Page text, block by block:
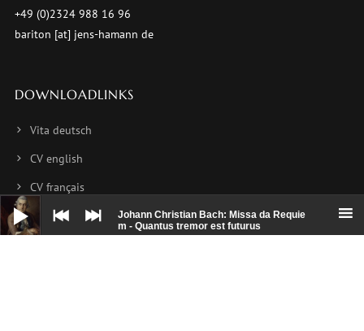
Audio-
Player
Johann Christian Bach: Missa da Requie
m - Quantus tremor est futurus
+49 (0)2324 988 16 96
bariton [at] jens-hamann de
DOWNLOADLINKS
Vita deutsch
CV english
CV français
Foto 1